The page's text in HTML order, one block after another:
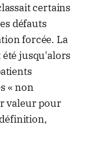
certains
défauts
forcée. La
jusqu'alors
« non
valeur pour